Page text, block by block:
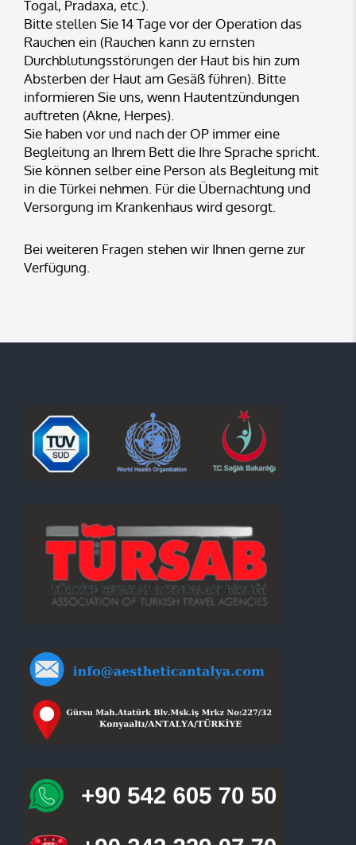
Togal, Pradaxa, etc.).
Bitte stellen Sie 14 Tage vor der Operation das
Rauchen ein (Rauchen kann zu ernsten
Durchblutungsstörungen der Haut bis hin zum
Absterben der Haut am Gesäß führen). Bitte
informieren Sie uns, wenn Hautentzündungen
auftreten (Akne, Herpes).
Sie haben vor und nach der OP immer eine
Begleitung an Ihrem Bett die Ihre Sprache spricht.
Sie können selber eine Person als Begleitung mit
in die Türkei nehmen. Für die Übernachtung und
Versorgung im Krankenhaus wird gesorgt.
Bei weiteren Fragen stehen wir Ihnen gerne zur
Verfügung.